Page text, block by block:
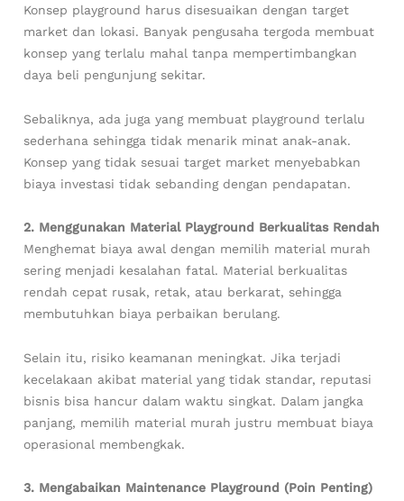
Konsep playground harus disesuaikan dengan target
market dan lokasi. Banyak pengusaha tergoda membuat
konsep yang terlalu mahal tanpa mempertimbangkan
daya beli pengunjung sekitar.
Sebaliknya, ada juga yang membuat playground terlalu
sederhana sehingga tidak menarik minat anak-anak.
Konsep yang tidak sesuai target market menyebabkan
biaya investasi tidak sebanding dengan pendapatan.
2. Menggunakan Material Playground Berkualitas Rendah
Menghemat biaya awal dengan memilih material murah
sering menjadi kesalahan fatal. Material berkualitas
rendah cepat rusak, retak, atau berkarat, sehingga
membutuhkan biaya perbaikan berulang.
Selain itu, risiko keamanan meningkat. Jika terjadi
kecelakaan akibat material yang tidak standar, reputasi
bisnis bisa hancur dalam waktu singkat. Dalam jangka
panjang, memilih material murah justru membuat biaya
operasional membengkak.
3. Mengabaikan Maintenance Playground (Poin Penting)